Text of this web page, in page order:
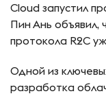
Cloud запустил
Пин Ань объявил,
протокола R2C
Одной из
разработка